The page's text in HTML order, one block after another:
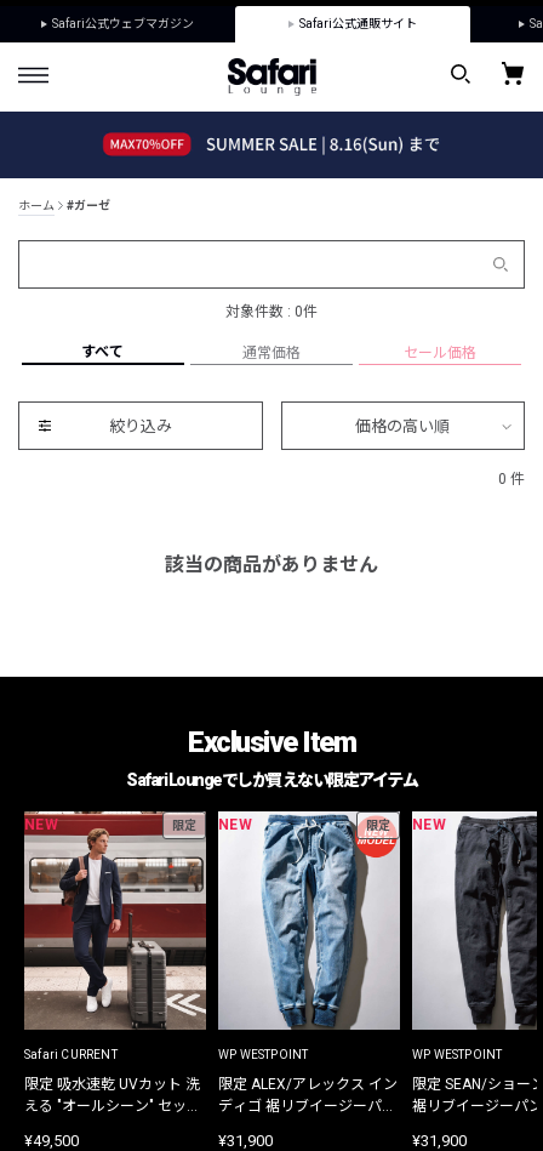
Safari公式ウェブマガジン Safari公式通販サイト
ホーム #ガーゼ
対象件数 : 0件
すべて 通常価格 セール価格
絞り込み 価格の高い順
0 件
該当の商品がありません
Exclusive Item
Safari Loungeでしか買えない限定アイテム
NEW 限定
Safari CURRENT
限定 吸水速乾 UVカット 洗
える "オールシーン" セット
¥49,500
NEW 限定
WP WESTPOINT
限定 ALEX/アレックス イン
ディゴ 裾リブイージーパン
¥31,900
NEW
WP WESTPOINT
限定 SEAN/ショー
裾リブイージーパ
¥31,900